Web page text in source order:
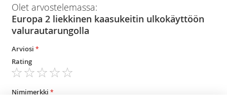
Olet arvostelemassa:
Europa 2 liekkinen kaasukeitin ulkokäyttöön
valurautarungolla
Arviosi
Rating
star
stars
stars
stars
stars
Nimimerkki